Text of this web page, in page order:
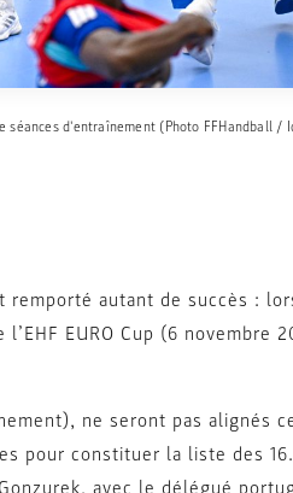
d'entraînement (Photo FFHandball /
remporté autant de succès :
EURO Cup (6 novembre
ne seront pas alignés
pour constituer la liste des 16.